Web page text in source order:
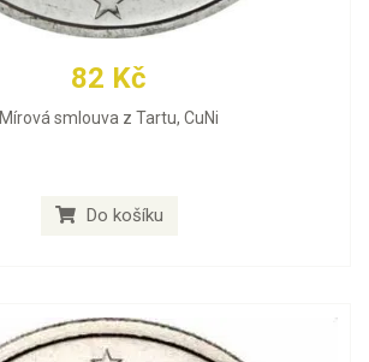
82 Kč
Mírová smlouva z Tartu, CuNi
Do košíku